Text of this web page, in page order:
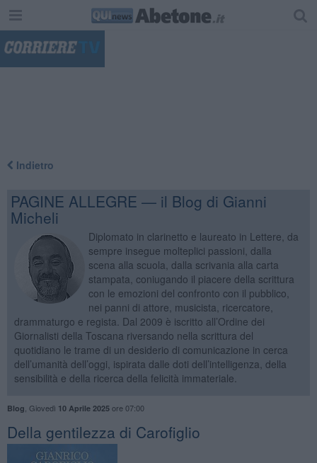
Indietro
PAGINE ALLEGRE — il Blog di Gianni
Micheli
Diplomato in clarinetto e laureato in Lettere, da
sempre insegue molteplici passioni, dalla
scena alla scuola, dalla scrivania alla carta
stampata, coniugando il piacere della scrittura
con le emozioni del confronto con il pubblico,
nei panni di attore, musicista, ricercatore,
drammaturgo e regista. Dal 2009 è iscritto all’Ordine dei
Giornalisti della Toscana riversando nella scrittura del
quotidiano le trame di un desiderio di comunicazione in cerca
dell’umanità dell’oggi, ispirata dalle doti dell’intelligenza, della
sensibilità e della ricerca della felicità immateriale.
Blog Giovedì 10 Aprile 2025ore 07:00
​Della gentilezza di Carofiglio